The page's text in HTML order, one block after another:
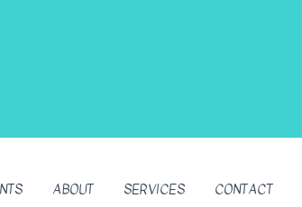
ABOUT SERVICES CONTACT